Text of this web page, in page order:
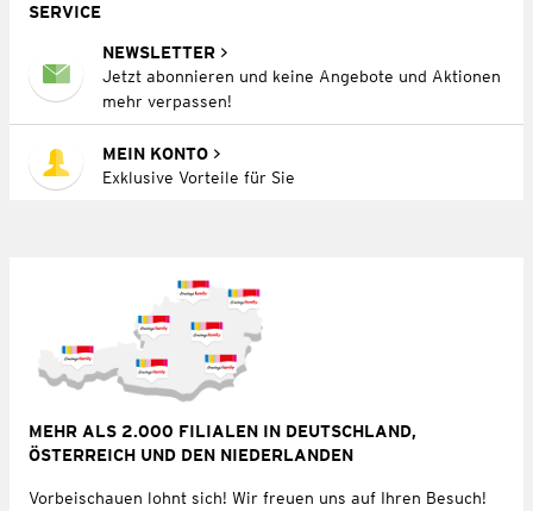
SERVICE
NEWSLETTER
Jetzt abonnieren und keine Angebote und Aktionen
mehr verpassen!
MEIN KONTO
Exklusive Vorteile für Sie
MEHR ALS 2.000 FILIALEN IN DEUTSCHLAND,
ÖSTERREICH UND DEN NIEDERLANDEN
Vorbeischauen lohnt sich! Wir freuen uns auf Ihren Besuch!